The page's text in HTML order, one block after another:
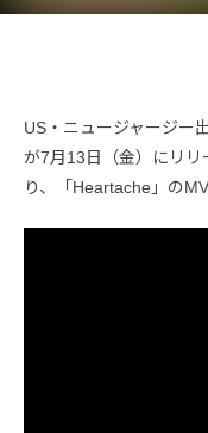
US・ニュージャージー
が7月13日（金）にリリ
り、「Heartache」の